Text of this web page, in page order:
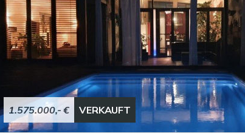
1.575.000,- € VERKAUFT